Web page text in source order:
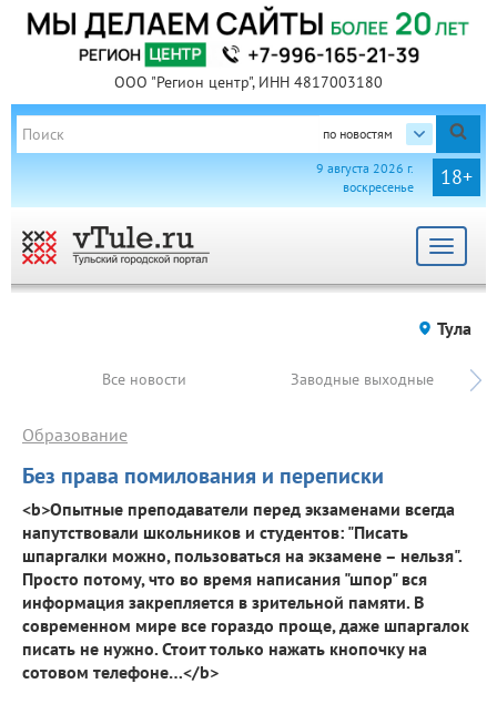
ООО "Регион центр", ИНН 4817003180
по новостям
18+
9 августа 2026 г.
воскресенье
Toggle
Тула
Все новости Заводные выходные
Без права помилования и переписки
Образование
<b>Опытные преподаватели перед экзаменами всегда
напутствовали школьников и студентов: "Писать
шпаргалки можно, пользоваться на экзамене – нельзя".
Просто потому, что во время написания "шпор" вся
информация закрепляется в зрительной памяти. В
современном мире все гораздо проще, даже шпаргалок
писать не нужно. Стоит только нажать кнопочку на
сотовом телефоне…</b>